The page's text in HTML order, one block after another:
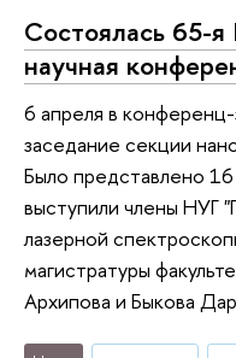
Состоялась 65-я
научная
6 апреля в
заседание секции
Было представлено
выступили члены НУГ
лазерной
магистратуры
Архипова и Быкова